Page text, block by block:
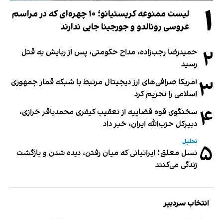
۱
لیست ممنوعه کریستیانو؛ ۱۰ چهره‌ای که در مراسم
عروسی رونالدو و جورجینا جایی ندارند
۲ حمیدرضا رجب‌زاده، مداح حکومتی، پس از ربایش به قتل
رسید
۳آمریکا صرافی‌های ارز دیجیتال مرتبط با شبکه قمار جمهوری
اسلامی را تحریم کرد
۴ سخنگوی قوه قضاییه از تعقیب کیفری محمدباقر خرازی،
دبیر‌کل حزب‌الله ایران، خبر داد
۵ تحلیل
نسل معلق؛ ایرانیانی که میان رفتن، دیده شدن و بازگشت
زندگی می‌کنند
انتخاب سردبیر